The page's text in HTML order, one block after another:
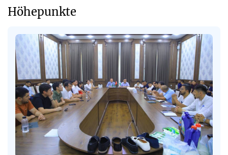
Höhepunkte